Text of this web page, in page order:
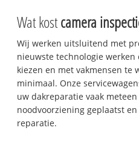
Wat kostcamera
Wij werken uitsluitend met
nieuwste technologie
kiezen en met vakmensen te
minimaal. Onze
uw dakreparatie vaak
noodvoorziening geplaatst
reparatie.